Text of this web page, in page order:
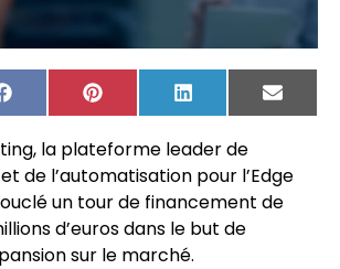
FacebookPinterest LinkedIn
Email
la plateforme leader de
de l’automatisation pour l’Edge
un tour de financement de
d’euros dans le but de
sur le marché.